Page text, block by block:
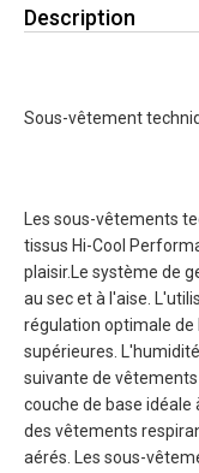
Description
Sous-vêtement
Les sous-vêtements
tissus Hi-Cool
plaisir.Le système de
au sec et à l'aise.
régulation optimale
supérieures.
suivante de
couche de base
des vêtements
aérés. Les sous-